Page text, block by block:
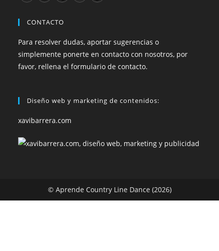
CONTACTO
Para resolver dudas, aportar sugerencias o
simplemente ponerte en contacto con nosotros, por
favor, rellena el formulario de contacto.
Diseño web y marketing de contenidos:
xavibarrera.com
© Aprende Country Line Dance (2026)